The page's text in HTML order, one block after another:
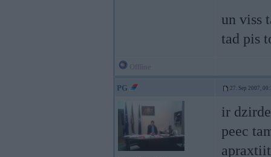
un viss
tad pis
PG 27. Sep 2007,
ir
peec